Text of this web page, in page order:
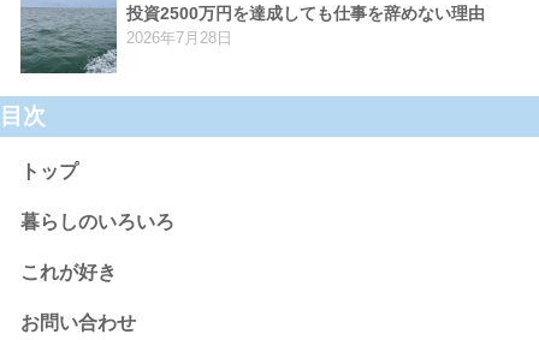
投資2500万円を達成しても仕事を辞めない理由
2026年7月28日
目次
トップ
暮らしのいろいろ
これが好き
お問い合わせ